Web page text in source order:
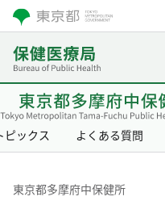
ピックス よくある質問
東京都多摩
東京都多摩府中保健所